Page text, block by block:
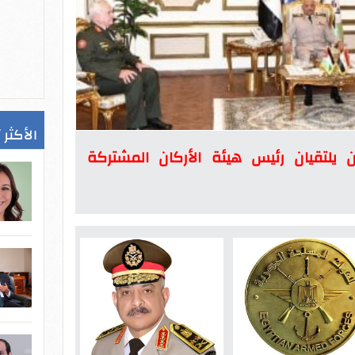
يلتقيان رئيس هيئة الأركان المشتركة